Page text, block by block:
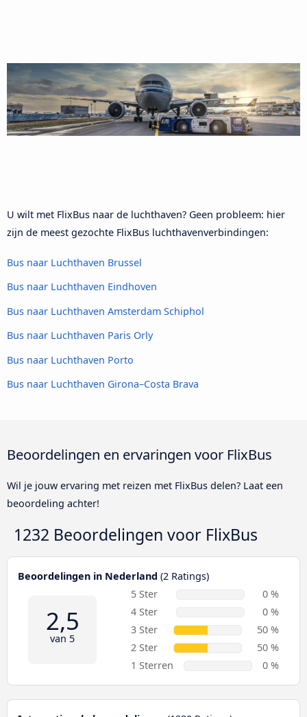
U wilt met FlixBus naar de luchthaven? Geen probleem: hier
zijn de meest gezochte FlixBus luchthavenverbindingen:
Bus naar Luchthaven Brussel
Bus naar Luchthaven Eindhoven
Bus naar Luchthaven Amsterdam Schiphol
Bus naar Luchthaven Paris Orly
Bus naar Luchthaven Porto
Bus naar Luchthaven Girona–Costa Brava
Beoordelingen en ervaringen voor FlixBus
Wil je jouw ervaring met reizen met FlixBus delen? Laat een
beoordeling achter!
1232 Beoordelingen voor FlixBus
Beoordelingen in Nederland (2 Ratings)
2,5
van 5
5 Ster
0 %
4 Ster
0 %
3 Ster
50 %
2 Ster
50 %
1 Sterren
0 %